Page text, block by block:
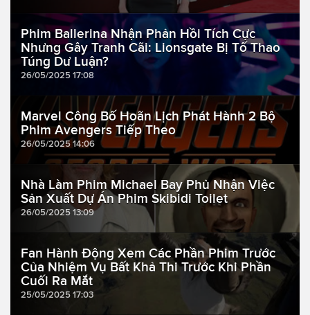
Phim Ballerina Nhận Phản Hồi Tích Cực
Nhưng Gây Tranh Cãi: Lionsgate Bị Tố Thao
Túng Dư Luận?
26/05/2025 17:08
Marvel Công Bố Hoãn Lịch Phát Hành 2 Bộ
Phim Avengers Tiếp Theo
26/05/2025 14:06
Nhà Làm Phim Michael Bay Phủ Nhận Việc
Sản Xuất Dự Án Phim Skibidi Toilet
26/05/2025 13:09
Fan Hành Động Xem Các Phần Phim Trước
Của Nhiệm Vụ Bất Khả Thi Trước Khi Phần
Cuối Ra Mắt
25/05/2025 17:03